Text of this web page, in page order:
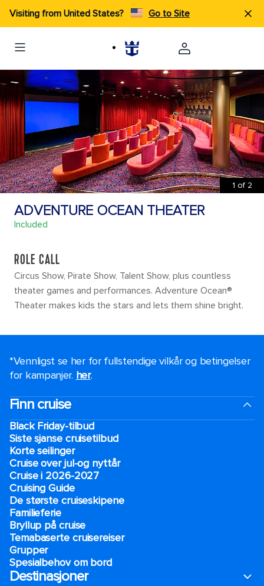
Visiting from United States? Go to Site
1 of 2
ADVENTURE OCEAN THEATER
Included
ROLE CALL
Circus Show, Pirate Show, Talent Show, plus countless
theater games and performances. Adventure Ocean®
Theater makes kids the stars and lets them shine bright.
*Vennligst se her for fullstendige vilkår og betingelser
for kampanjer. her.
Finn cruise
Black Friday-tilbud
Siste sjanse cruisetilbud
Korte seilinger
Cruise over jul-og nyttår
Cruise i 2026-2027
Cruising Guide
De største cruiseskipene
Familieferie
Bryllup på cruise
Temabaserte cruisereiser
Grupper
Spesialbehov om bord
Destinasjoner